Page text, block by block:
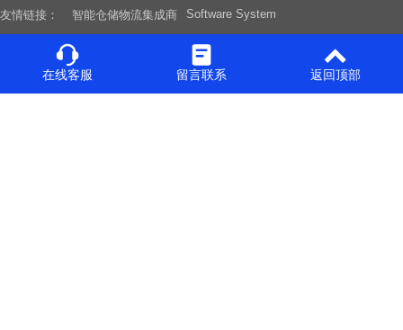
友情链接： 智能仓储物流集成商 Software System
Copyright© 威科智能科技 版权所有 粤ICP备2023031397号-1
在线客服 留言联系 返回顶部